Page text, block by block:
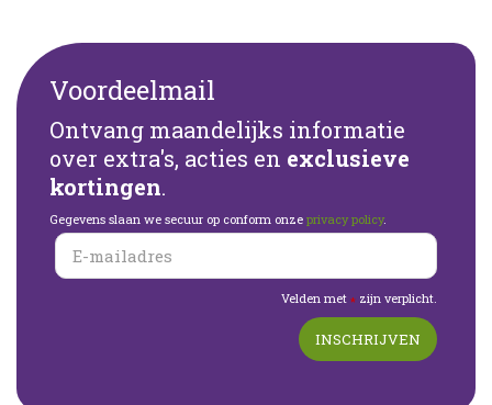
Voordeelmail
Ontvang maandelijks informatie
over extra's, acties en exclusieve
kortingen.
Gegevens slaan we secuur op conform onze privacy policy.
Velden met * zijn verplicht.